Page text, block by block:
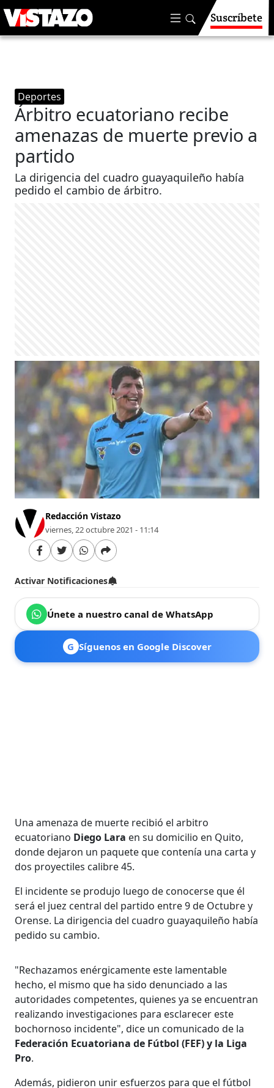
Suscríbete
Deportes
Árbitro ecuatoriano recibe
amenazas de muerte previo a
partido
La dirigencia del cuadro guayaquileño había
pedido el cambio de árbitro.
Redacción Vistazo
viernes, 22 octubre 2021 - 11:14
Activar Notificaciones
Únete a nuestro canal de WhatsApp
G Síguenos en Google Discover
Una amenaza de muerte recibió el arbitro
ecuatoriano Diego Lara en su domicilio en Quito,
donde dejaron un paquete que contenía una carta y
dos proyectiles calibre 45.
El incidente se produjo luego de conocerse que él
será el juez central del partido entre 9 de Octubre y
Orense. La dirigencia del cuadro guayaquileño había
pedido su cambio.
"Rechazamos enérgicamente este lamentable
hecho, el mismo que ha sido denunciado a las
autoridades competentes, quienes ya se encuentran
realizando investigaciones para esclarecer este
bochornoso incidente", dice un comunicado de la
Federación Ecuatoriana de Fútbol (FEF) y la Liga
Pro.
Además, pidieron unir esfuerzos para que el fútbol